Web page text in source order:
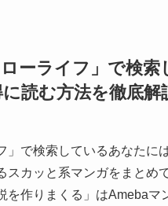
ーライフ」で検
読む方法を徹底解
」で検索しているあなた
スカッと系マンガをまと
を作りまくる」はAmeba